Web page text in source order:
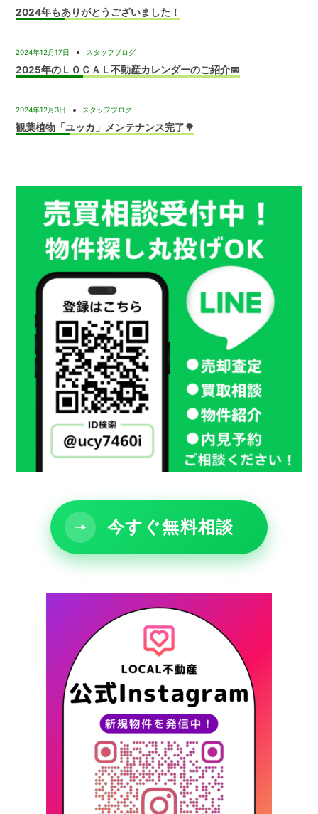
2024年もありがとうございました！
2024年12月17日 スタッフブログ
2025年のＬＯＣＡＬ不動産カレンダーのご紹介📅
2024年12月3日 スタッフブログ
観葉植物「ユッカ」メンテナンス完了🌳
今すぐ無料相談